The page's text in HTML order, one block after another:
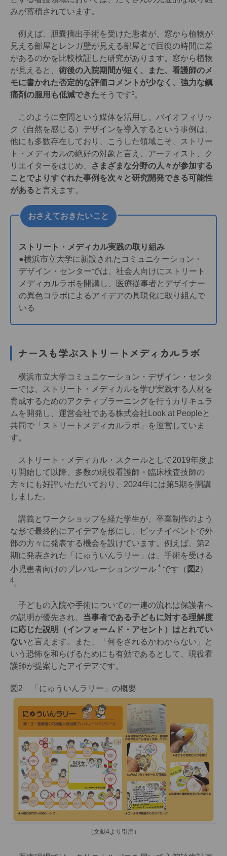
みが蓄積されています。
例えば、胆嚢摘出手術を受けた患者が、窓から植物が
見える部屋とレンガ壁が見える部屋とで回復の時間に差
があるのかを比較検証した研究があります。窓から植物
が見えると、 術後の入院期間が短く、また、看護師のメ
モに書かれた否定的な評価コメントが少なく、強力な鎮
痛剤の服用も低減できたそうです³。
このように空間という媒体を活用し、バイオフィリッ
ク（自然を感じる）デザインを導入するという事例は、
他にも多数存在しており、こうした領域こそ、ストリー
ト・メディカルの絶好の対象と言え、アーティスト、ク
リエイターをはじめ、
さまざまな分野の人々が参加する
ことでよりすぐれた事例を次々と研究開発できる可能性
がある と言えます。
おさえておきたいこと
ストリート・メディカル実践の取り組み
●横浜市立大学に新設されたコミュニケーション・
デザイン・センターでは、社会人向けにストリート
メディカルラボを開講し、医療従事者とデザイナー
の異色コラボによるアイデアの具現化に取り組んで
いる
ナースも学ぶストリートメディカルラボ
横浜市立大学コミュニケーション・デザイン・センタ
ーでは、ストリート・メディカルを学び実践する人材を
育成するためのアクティブラーニングを行うカリキュラ
ムを開発し、運営会社である株式会社Look at Peopleと
共同で「ストリートメディカルラボ」を運営していま
す。
ストリート・メディカル・スクールとして2019年度よ
り開始して以降、多数の現役看護師・臨床検査技師の
方々にも好評いただいており、2024年には第5期を開講
しました。
講義とワークショップを経た学生が、卒業制作のよう
な形で最終的にアイデアを形にし、ピッチイベントで外
部の方々に発表する機会を設けています。例えば、第2
期に発表された「にゅういんラリー」は、手術を受ける
小児患者向けのプレパレーションツール ＊ です（ 図2）
4。
子どもの入院や手術についての一連の流れは保護者へ
の説明が優先され、 当事者である子どもに対する理解度
に応じた説明（インフォームド・アセント）はとれてい
ないと言えます。また、「何をされるかわからない」と
いう恐怖を和らげるためにも有効であるとして、現役看
護師が提案したアイデアです。
図2 「にゅういんラリー」の概要
（文献4より引用）